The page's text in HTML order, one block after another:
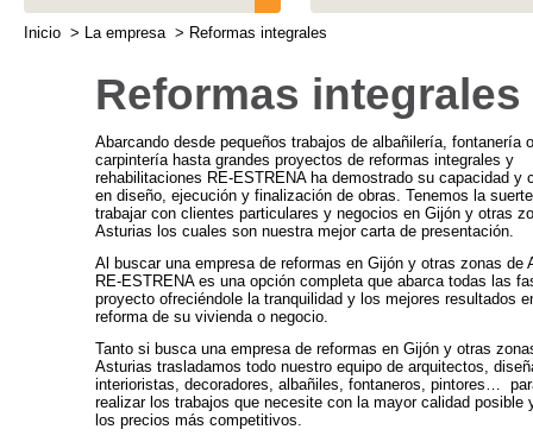
Inicio > La empresa > Reformas integrales
Reformas integrales
Abarcando desde pequeños trabajos de albañilería, fontanería o
carpintería hasta grandes proyectos de reformas integrales y
rehabilitaciones RE-ESTRENA ha demostrado su capacidad y
en diseño, ejecución y finalización de obras. Tenemos la
trabajar con clientes particulares y negocios en Gijón y otras
Asturias los cuales son nuestra mejor carta de presentación.
Al buscar una empresa de reformas en Gijón y otras zonas de
RE-ESTRENA es una opción completa que abarca todas las
proyecto ofreciéndole la tranquilidad y los mejores resultados
reforma de su vivienda o negocio.
Tanto si busca una empresa de reformas en Gijón y otras
Asturias trasladamos todo nuestro equipo de arquitectos,
interioristas, decoradores, albañiles, fontaneros, pintores…
realizar los trabajos que necesite con la mayor calidad posible
los precios más competitivos.